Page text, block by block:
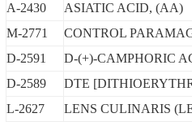
A-2430
ASIATIC ACID, (AA)
M-2771
CONTROL
D-2591
D-(+)-CAMPHORIC
D-2589
DTE
L-2627
LENS CULINARIS